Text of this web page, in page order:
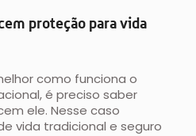
proteção para vida
como funciona o
é preciso saber
ele. Nesse caso
vida tradicional e seguro